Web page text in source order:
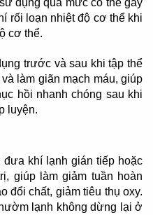
dụng quá mức có thể gây
rối loạn nhiệt độ cơ thể khi
cơ thể.
trước và sau khi tập thể
làm giãn mạch máu, giúp
hồi nhanh chóng sau khi
luyện.
khí lạnh gián tiếp hoặc
giúp làm giảm tuần hoàn
đổi chất, giảm tiêu thụ oxy.
lạnh không dừng lại ở